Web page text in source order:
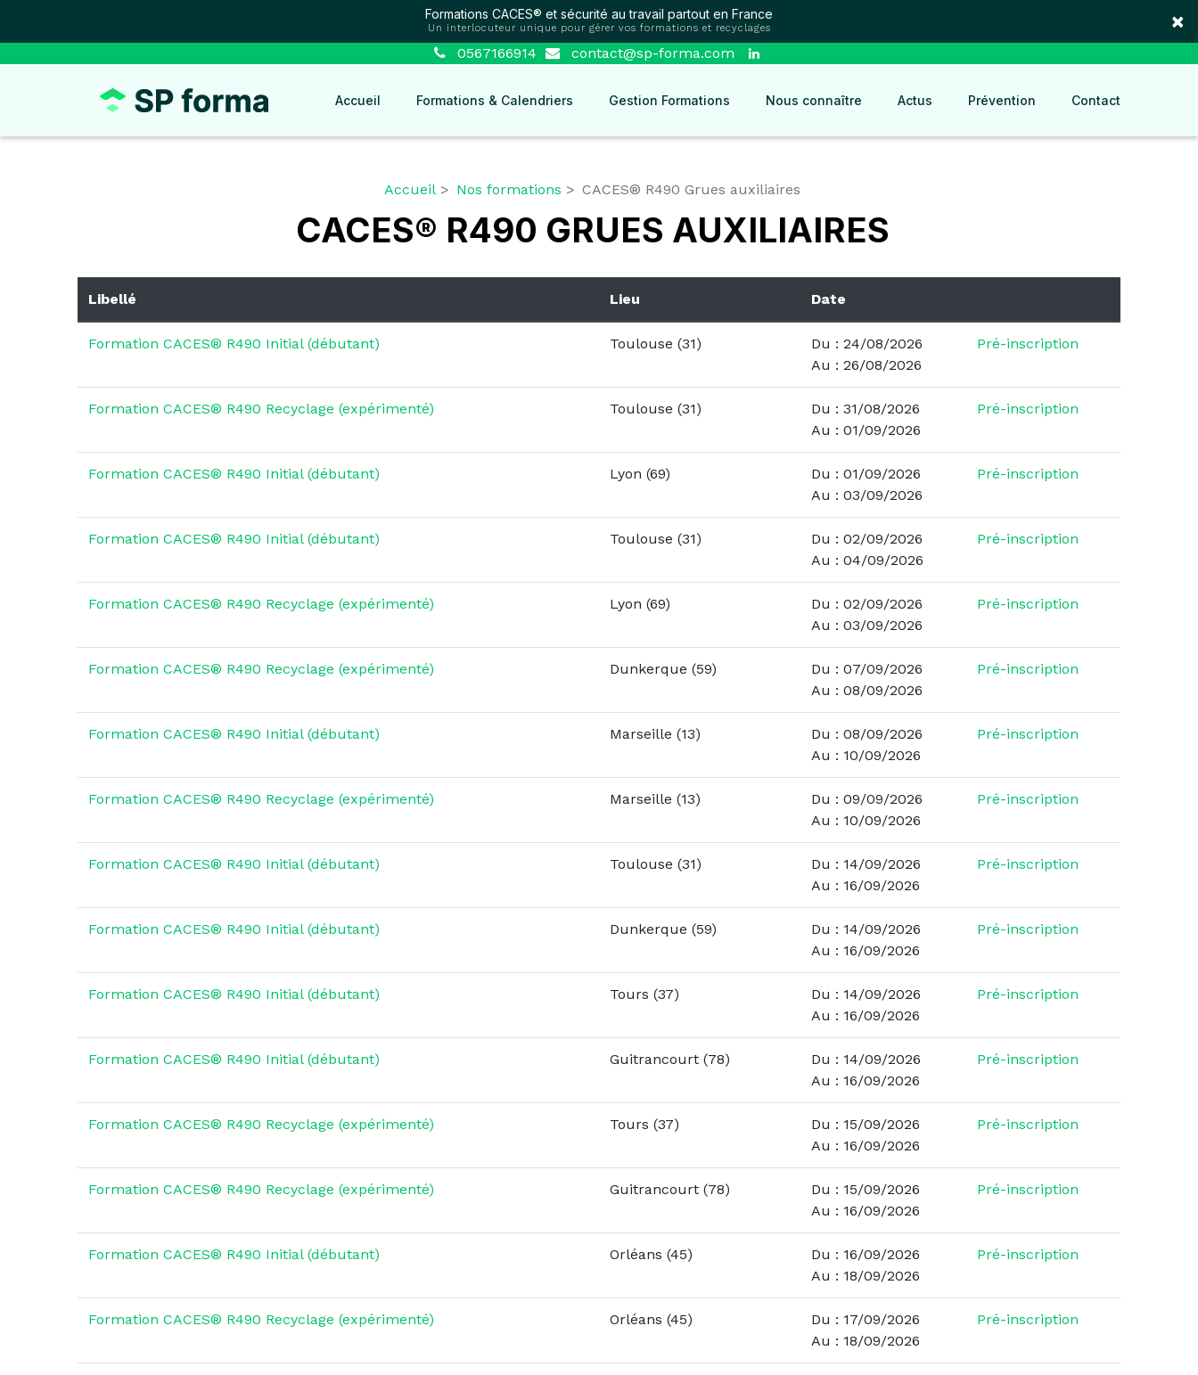
Formations CACES® et sécurité au travail partout en France
Un interlocuteur unique pour gérer vos formations et recyclages ×
0567166914 contact@sp-forma.com
Accueil Formations & Calendriers Gestion Formations Nous connaître Actus Prévention Contact
Accueil Nos formations CACES® R490 Grues auxiliaires
CACES® R490 GRUES AUXILIAIRES
Libellé Lieu Date
Formation CACES® R490 Initial (débutant) Toulouse (31)
Du : 24/08/2026
Au : 26/08/2026
Pré-inscription
Formation CACES® R490 Recyclage (expérimenté) Toulouse (31)
Du : 31/08/2026
Au : 01/09/2026
Pré-inscription
Formation CACES® R490 Initial (débutant) Lyon (69)
Du : 01/09/2026
Au : 03/09/2026
Pré-inscription
Formation CACES® R490 Initial (débutant) Toulouse (31)
Du : 02/09/2026
Au : 04/09/2026
Pré-inscription
Formation CACES® R490 Recyclage (expérimenté) Lyon (69)
Du : 02/09/2026
Au : 03/09/2026
Pré-inscription
Formation CACES® R490 Recyclage (expérimenté) Dunkerque (59)
Du : 07/09/2026
Au : 08/09/2026
Pré-inscription
Formation CACES® R490 Initial (débutant) Marseille (13)
Du : 08/09/2026
Au : 10/09/2026
Pré-inscription
Formation CACES® R490 Recyclage (expérimenté) Marseille (13)
Du : 09/09/2026
Au : 10/09/2026
Pré-inscription
Formation CACES® R490 Initial (débutant) Toulouse (31)
Du : 14/09/2026
Au : 16/09/2026
Pré-inscription
Formation CACES® R490 Initial (débutant) Dunkerque (59)
Du : 14/09/2026
Au : 16/09/2026
Pré-inscription
Formation CACES® R490 Initial (débutant) Tours (37)
Du : 14/09/2026
Au : 16/09/2026
Pré-inscription
Formation CACES® R490 Initial (débutant) Guitrancourt (78)
Du : 14/09/2026
Au : 16/09/2026
Pré-inscription
Formation CACES® R490 Recyclage (expérimenté) Tours (37)
Du : 15/09/2026
Au : 16/09/2026
Pré-inscription
Formation CACES® R490 Recyclage (expérimenté) Guitrancourt (78)
Du : 15/09/2026
Au : 16/09/2026
Pré-inscription
Formation CACES® R490 Initial (débutant) Orléans (45)
Du : 16/09/2026
Au : 18/09/2026
Pré-inscription
Formation CACES® R490 Recyclage (expérimenté) Orléans (45)
Du : 17/09/2026
Au : 18/09/2026
Pré-inscription